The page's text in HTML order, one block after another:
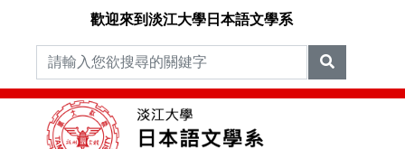
歡迎來到淡江大學日本語文學系